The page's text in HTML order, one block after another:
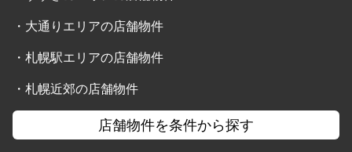
・ 大通りエリアの店舗物件
・ 札幌駅エリアの店舗物件
・ 札幌近郊の店舗物件
店舗物件を条件から探す